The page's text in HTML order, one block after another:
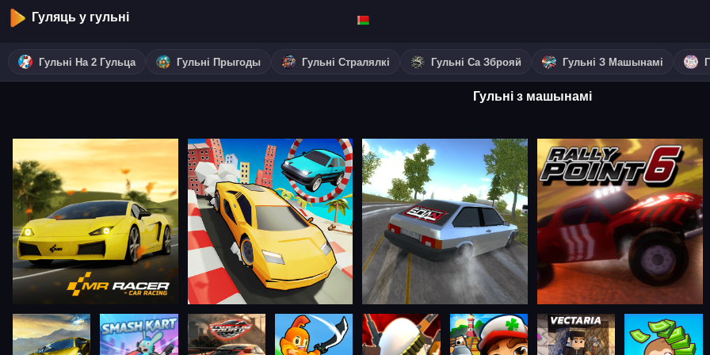
Гуляць у гульні
Гульні На 2 Гульца Гульні Прыгоды Гульні Стралялкі Гульні Са Зброяй Гульні З Машынамі
Гульні з машынамі